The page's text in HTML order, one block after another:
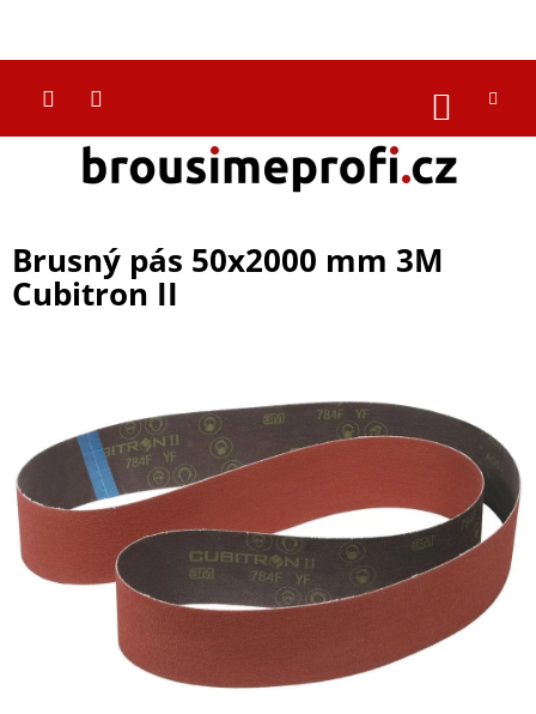
obsah
KOŠÍK
Brusný pás 50x2000 mm 3M
Cubitron II